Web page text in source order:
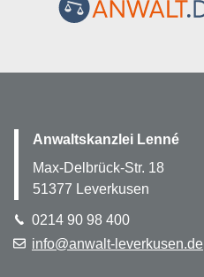
Anwaltskanzlei Lenné
Max-Delbrück-Str. 18
51377 Leverkusen
0214 90 98 400
info@anwalt-leverkusen.de